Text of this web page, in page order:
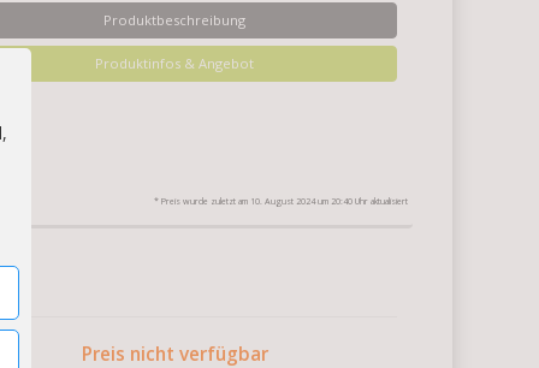
Produktbeschreibung
Produktinfos & Angebot
* Preis wurde zuletzt am 10. August 2024 um 20:40 Uhr aktualisiert
Preis nicht verfügbar